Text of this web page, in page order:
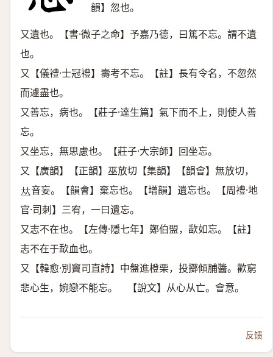
韻】忽也。
又遺也。【書·微子之命】予嘉乃德，曰篤不忘。謂不遺
也。
又【儀禮·士冠禮】壽考不忘。【註】長有令名，不忽然
而遽盡也。
又善忘，病也。【莊子·達生篇】氣下而不上，則使人善
忘。
又坐忘，無思慮也。【莊子·大宗師】回坐忘。
又【廣韻】【正韻】巫放切【集韻】【韻會】無放切，
𠀤音妄。【韻會】棄忘也。【增韻】遺忘也。【周禮·地
官·司刺】三宥，一曰遺忘。
又志不在也。【左傳·隱七年】鄭伯盟，歃如忘。【註】
志不在于歃血也。
又【韓愈·別竇司直詩】中盤進橙栗，投擲傾脯醬。歡窮
悲心生，婉戀不能忘。 【說文】从心从亡。會意。
反馈